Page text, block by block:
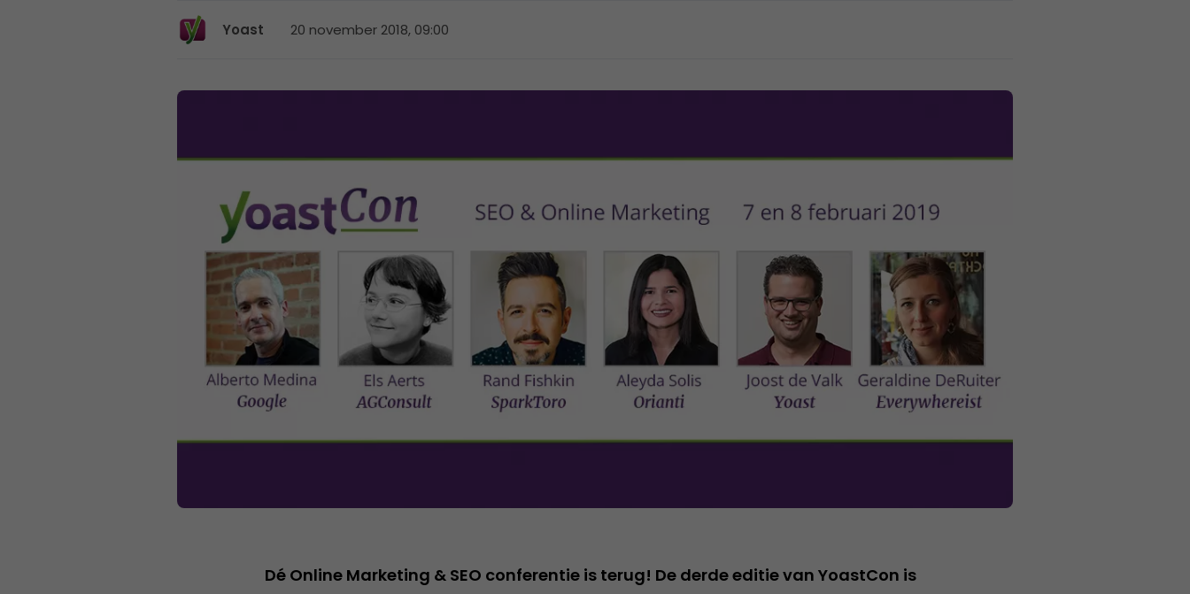
Yoast 20 november 2018, 09:00
Dé Online Marketing & SEO conferentie is terug! De derde editie van YoastCon is